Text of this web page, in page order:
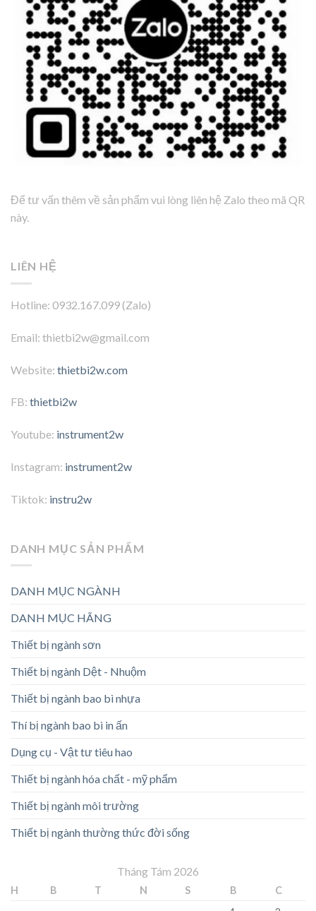
Để tư vấn thêm về sản phẩm vui lòng liên hệ Zalo theo mã QR
này.
LIÊN HỆ
Hotline: 0932.167.099 (Zalo)
Email: thietbi2w@gmail.com
Website: thietbi2w.com
FB: thietbi2w
Youtube: instrument2w
Instagram: instrument2w
Tiktok: instru2w
DANH MỤC SẢN PHẨM
DANH MỤC NGÀNH
DANH MỤC HÃNG
Thiết bị ngành sơn
Thiết bị ngành Dệt - Nhuộm
Thiết bị ngành bao bì nhựa
Thí bị ngành bao bì in ấn
Dụng cụ - Vật tư tiêu hao
Thiết bị ngành hóa chất - mỹ phẩm
Thiết bị ngành môi trường
Thiết bị ngành thường thức đời sống
Tháng Tám 2026
H B T N S B
C